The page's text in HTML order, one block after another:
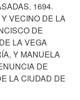
1694.
VECINO DE LA
DE
LA VEGA
Y MANUELA
DE
LA CIUDAD DE